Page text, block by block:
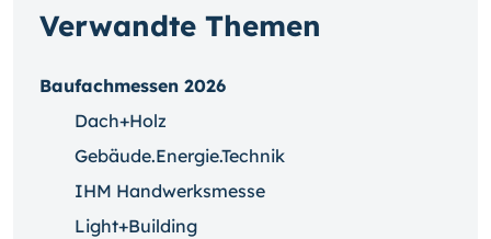
Verwandte Themen
Baufachmessen 2026
Dach+Holz
Gebäude.Energie.Technik
IHM Handwerksmesse
Light+Building